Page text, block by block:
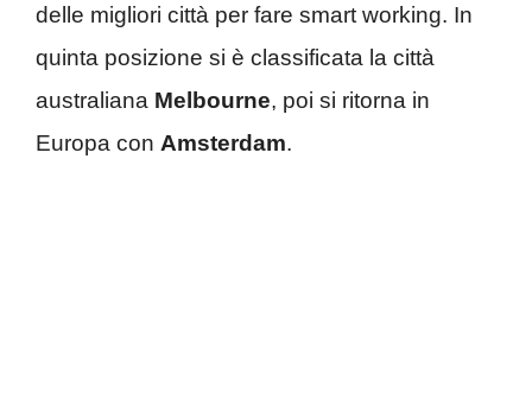
delle migliori città per fare smart working. In
quinta posizione si è classificata la città
australiana Melbourne, poi si ritorna in
Europa con Amsterdam.